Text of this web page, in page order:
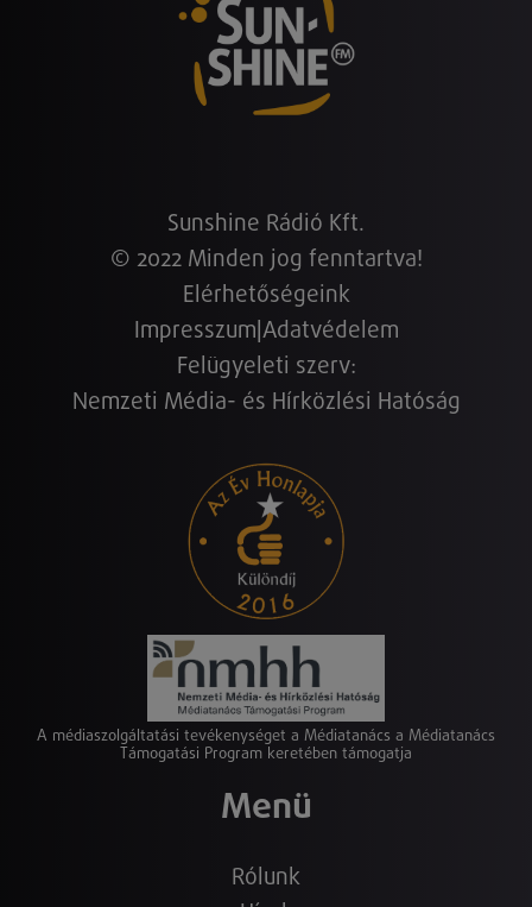
Sunshine Rádió Kft.
© 2022 Minden jog fenntartva!
Elérhetőségeink
Impresszum Adatvédelem
Felügyeleti szerv:
Nemzeti Média- és Hírközlési Hatóság
A médiaszolgáltatási tevékenységet a Médiatanács a Médiatanács
Támogatási Program keretében támogatja
Menü
Rólunk